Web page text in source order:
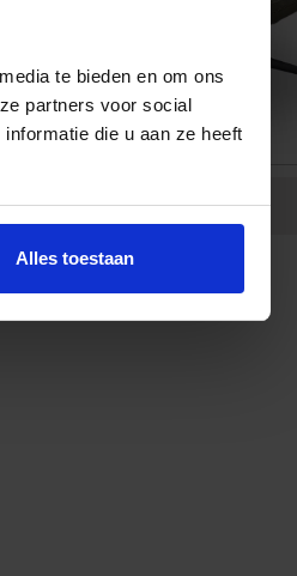
te bieden en om ons
partners voor social
die u aan ze heeft
Alles toestaan
Fauteuil Dyyk Randy